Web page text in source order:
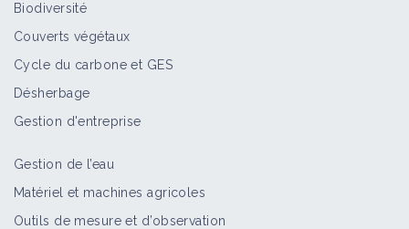
Biodiversité
Couverts végétaux
Cycle du carbone et GES
Désherbage
Gestion d'entreprise
Gestion de l’eau
Matériel et machines agricoles
Outils de mesure et d’observation